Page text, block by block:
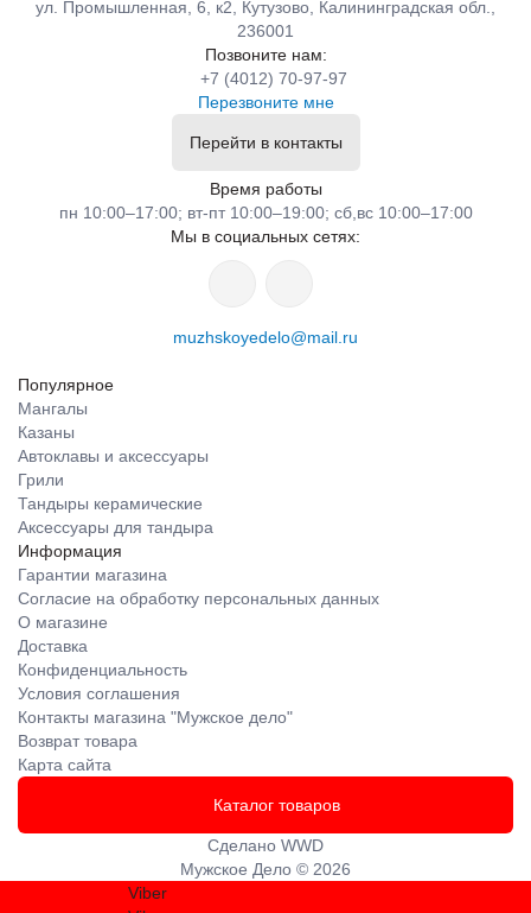
ул. Промышленная, 6, к2, Кутузово, Калининградская обл.,
236001
Позвоните нам:
+7 (4012) 70-97-97
Перезвоните мне
Перейти в контакты
Время работы
пн 10:00–17:00; вт-пт 10:00–19:00; сб,вс 10:00–17:00
Мы в социальных сетях:
muzhskoyedelo@mail.ru
Популярное
Мангалы
Казаны
Автоклавы и аксессуары
Грили
Тандыры керамические
Аксессуары для тандыра
Информация
Гарантии магазина
Согласие на обработку персональных данных
О магазине
Доставка
Конфиденциальность
Условия соглашения
Контакты магазина "Мужское дело"
Возврат товара
Карта сайта
Каталог товаров
Сделано WWD
Мужское Дело © 2026
Viber